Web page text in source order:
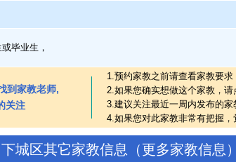
毕业生，
到家教老师,
关注
1.预约家教之前请查看家教要求
2.如果您确实想做这个家教，
3.建议关注最近一周内发布的家
4.如果您对此家教非常有把握，
下城区其它家教信息（更多家教信息 ）